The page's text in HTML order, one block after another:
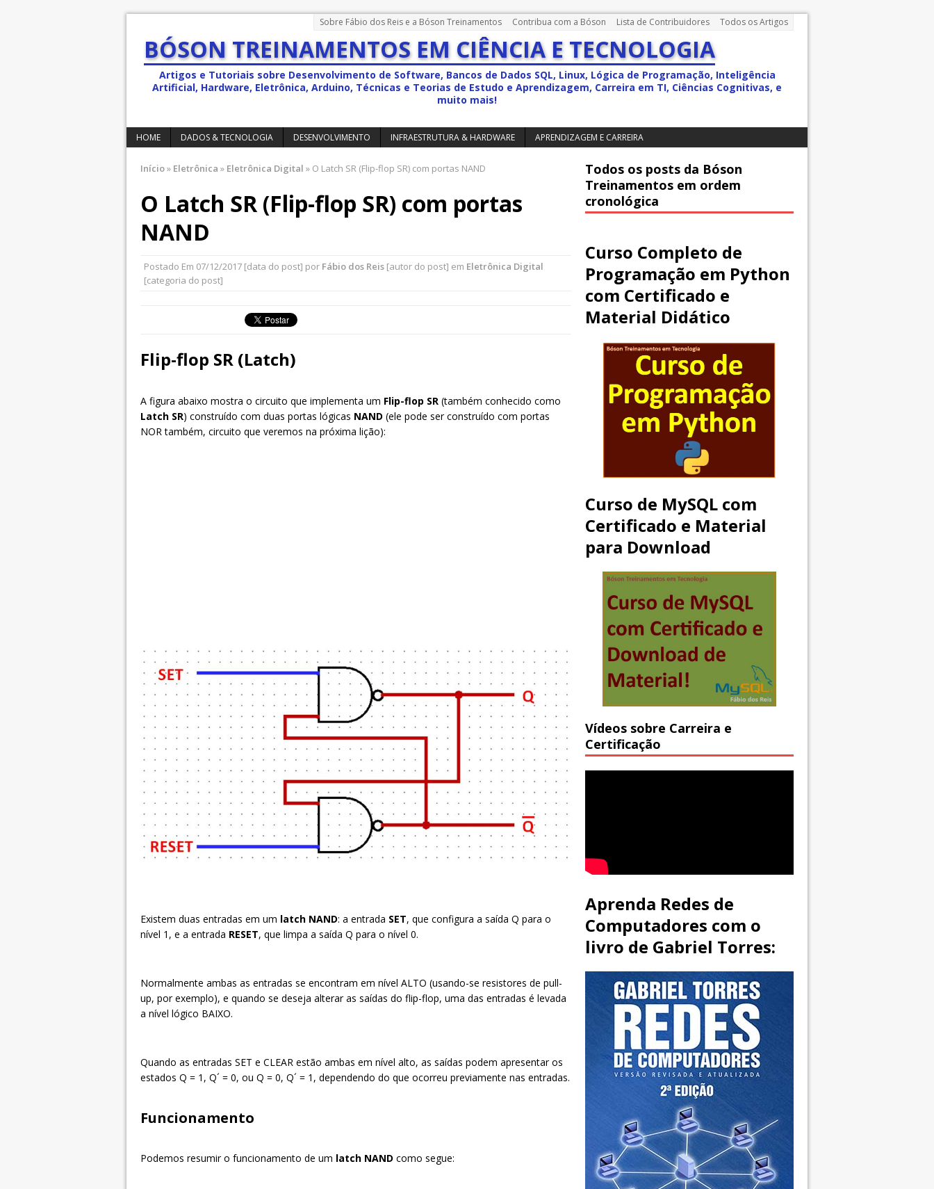
Sobre Fábio dos Reis e a Bóson Treinamentos Contribua com a Bóson Lista de Contribuidores Todos os Artigos
BÓSON TREINAMENTOS EM CIÊNCIA E TECNOLOGIA
Artigos e Tutoriais sobre Desenvolvimento de Software, Bancos de Dados SQL, Linux, Lógica de Programação, Inteligência
Artificial, Hardware, Eletrônica, Arduino, Técnicas e Teorias de Estudo e Aprendizagem, Carreira em TI, Ciências Cognitivas, e
muito mais!
HOME DADOS & TECNOLOGIA DESENVOLVIMENTO INFRAESTRUTURA & HARDWARE APRENDIZAGEM E CARREIRA
Início» Eletrônica » Eletrônica Digital » O Latch SR (Flip-flop SR) com portas NAND
O Latch SR (Flip-flop SR) com portas
NAND
Postado Em 07/12/2017 [data do post] por Fábio dos Reis [autor do post] em Eletrônica Digital
[categoria do post]
Flip-flop SR (Latch)
A figura abaixo mostra o circuito que implementa um Flip-flop SR (também conhecido como
Latch SR) construído com duas portas lógicas NAND (ele pode ser construído com portas
NOR também, circuito que veremos na próxima lição):
Existem duas entradas em um latch NAND: a entrada SET, que configura a saída Q para o
nível 1, e a entrada RESET, que limpa a saída Q para o nível 0.
Normalmente ambas as entradas se encontram em nível ALTO (usando-se resistores de pull-
up, por exemplo), e quando se deseja alterar as saídas do flip-flop, uma das entradas é levada
a nível lógico BAIXO.
Quando as entradas SET e CLEAR estão ambas em nível alto, as saídas podem apresentar os
estados Q = 1, Q´ = 0, ou Q = 0, Q´ = 1, dependendo do que ocorreu previamente nas entradas.
Funcionamento
Podemos resumir o funcionamento de um latch NAND como segue:
Todos os posts da Bóson
Treinamentos em ordem
cronológica
Curso Completo de
Programação em Python
com Certificado e
Material Didático
Curso de MySQL com
Certificado e Material
para Download
Vídeos sobre Carreira e
Certificação
Aprenda Redes de
Computadores com o
livro de Gabriel Torres: